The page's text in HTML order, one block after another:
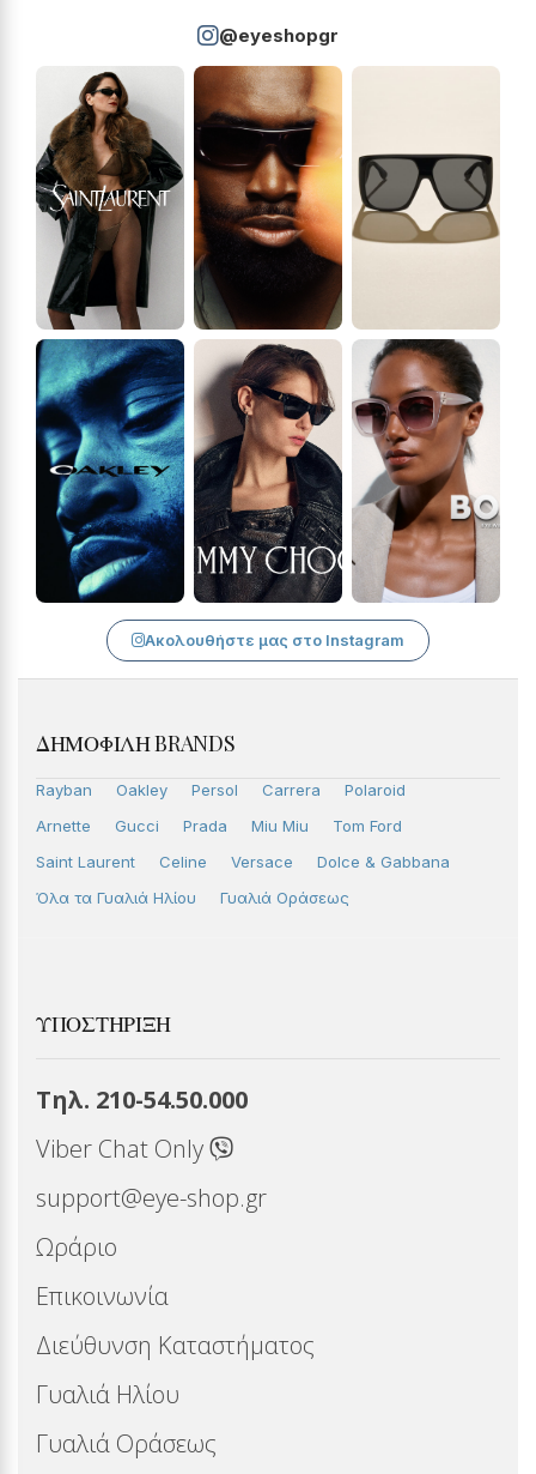
@eyeshopgr
Ακολουθήστε μας στο Instagram
ΔΗΜΟΦΙΛΉ BRANDS
Rayban Oakley Persol Carrera
Polaroid
Arnette
Gucci Prada Miu Miu
Tom Ford
Saint Laurent
Celine Versace
Dolce & Gabbana
Όλα τα Γυαλιά Ηλίου
Γυαλιά Οράσεως
ΥΠΟΣΤΉΡΙΞΗ
Τηλ. 210-54.50.000
Viber Chat Only
support@eye-shop.gr
Ωράριο
Επικοινωνία
Διεύθυνση Καταστήματος
Γυαλιά Ηλίου
Γυαλιά Οράσεως